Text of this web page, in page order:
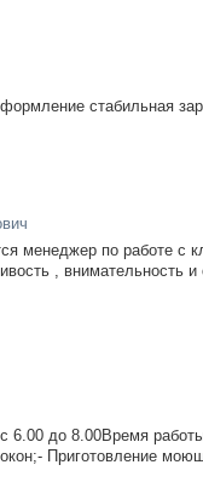
стабильная
менеджер по работе с
, внимательность и
до 8.00Время
Приготовление